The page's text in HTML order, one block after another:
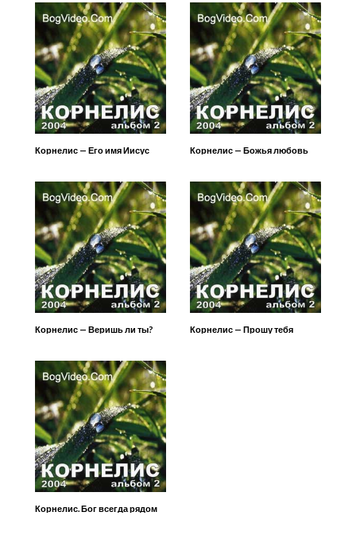
Корнелис — Его имя Иисус Корнелис — Божья любовь
Корнелис — Веришь ли ты? Корнелис — Прошу тебя
Корнелис. Бог всегда рядом